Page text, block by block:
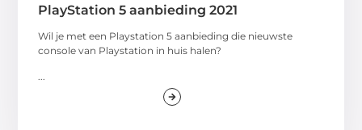
PlayStation 5 aanbieding 2021
Wil je met een Playstation 5 aanbieding die nieuwste
console van Playstation in huis halen?